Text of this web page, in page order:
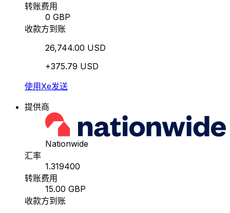
转账费用
0 GBP
收款方到账
26,744.00 USD
+375.79 USD
使用Xe发送
提供商
Nationwide
汇率
1.319400
转账费用
15.00 GBP
收款方到账